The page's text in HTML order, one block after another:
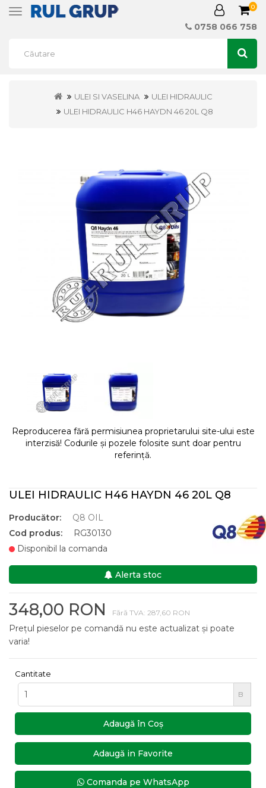
Toggle
0
0758 066 758
ULEI SI VASELINA
ULEI HIDRAULIC
ULEI HIDRAULIC H46 HAYDN 46 20L Q8
Reproducerea fără permisiunea proprietarului site-ului este
interzisă! Codurile și pozele folosite sunt doar pentru
referință.
ULEI HIDRAULIC H46 HAYDN 46 20L Q8
Producător:
Q8 OIL
Cod produs:
RG30130
Disponibil la comanda
Alerta stoc
348,00 RON Fără TVA: 287,60 RON
Prețul pieselor pe comandă nu este actualizat și poate
varia!
Cantitate
B
Adaugă în Coş
Adaugă in Favorite
Comanda pe WhatsApp